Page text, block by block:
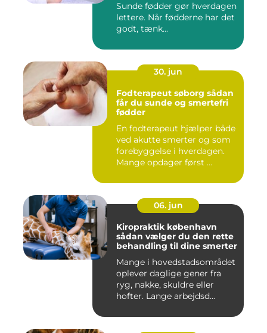
Sunde fødder gør hverdagen
lettere. Når fødderne har det
godt, tænk...
30. jun
Fodterapeut søborg sådan
får du sunde og smertefri
fødder
En fodterapeut hjælper både
ved akutte smerter og som
forebyggelse i hverdagen.
Mange opdager først ...
06. jun
Kiropraktik københavn
sådan vælger du den rette
behandling til dine smerter
Mange i hovedstadsområdet
oplever daglige gener fra
ryg, nakke, skuldre eller
hofter. Lange arbejdsd...